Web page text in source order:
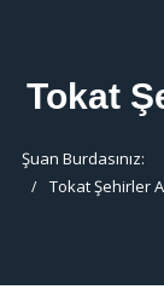
Tokat
Şuan Burdasınız:
Tokat Şehirler